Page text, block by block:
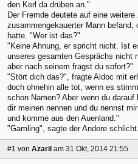
den Kerl da drüben an."
Der Fremde deutete auf eine
zusammengekauerter Mann
hatte. "Wer ist das?"
"Keine Ahnung, er spricht nicht. Ist
unseres gesamten Gesprächs nicht
aber nach seinem fragst du sofort?"
"Stört dich das?", fragte Aldoc mit
doch ohnehin alle tot, wenn es
schon Namen? Aber wenn du
dir meinen nennen und du nennst
und komme aus den Auenland."
"Gamling", sagte der Andere
#1 von Azaril am 31 Okt, 2014 21:55